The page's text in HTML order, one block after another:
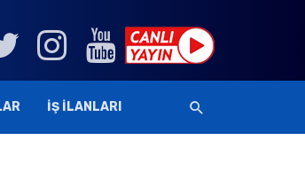
İŞ İLANLARI